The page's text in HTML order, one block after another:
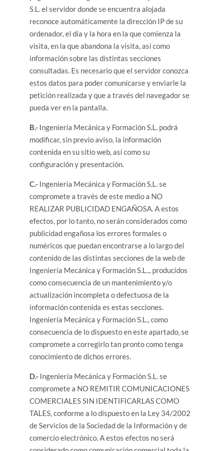
S.L. el servidor donde se encuentra alojada
reconoce automáticamente la dirección IP de su
ordenador, el día y la hora en la que comienza la
visita, en la que abandona la visita, así como
información sobre las distintas secciones
consultadas. Es necesario que el servidor conozca
estos datos para poder comunicarse y enviarle la
petición realizada y que a través del navegador se
pueda ver en la pantalla.
B.-Ingeniería Mecánica y Formación S.L. podrá
modificar, sin previo aviso, la información
contenida en su sitio web, así como su
configuración y presentación.
C.-Ingeniería Mecánica y Formación S.L. se
compromete a través de este medio a NO
REALIZAR PUBLICIDAD ENGAÑOSA. A estos
efectos, por lo tanto, no serán considerados como
publicidad engañosa los errores formales o
numéricos que puedan encontrarse a lo largo del
contenido de las distintas secciones de la web de
Ingeniería Mecánica y Formación S.L.., producidos
como consecuencia de un mantenimiento y/o
actualización incompleta o defectuosa de la
información contenida es estas secciones.
Ingeniería Mecánica y Formación S.L., como
consecuencia de lo dispuesto en este apartado, se
compromete a corregirlo tan pronto como tenga
conocimiento de dichos errores.
D.-Ingeniería Mecánica y Formación S.L. se
compromete a NO REMITIR COMUNICACIONES
COMERCIALES SIN IDENTIFICARLAS COMO
TALES, conforme a lo dispuesto en la Ley 34/2002
de Servicios de la Sociedad de la Información y de
comercio electrónico. A estos efectos no será